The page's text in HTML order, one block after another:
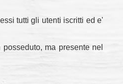
tutti gli utenti iscritti ed e'
ma presente nel